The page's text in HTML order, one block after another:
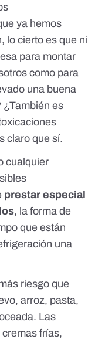
ya hemos
lo cierto es que ni
para montar
como para
una buena
¿También es
claro que sí.
cualquier
prestar especial
, la forma de
que están
una
riesgo que
arroz, pasta,
Las
frías,